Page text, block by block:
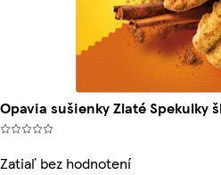
Opavia sušienky Zlaté Spekulky
Zatiaľ bez hodnotení